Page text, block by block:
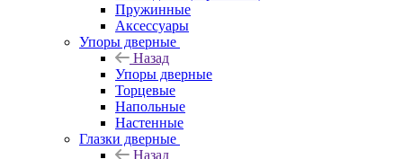
Пружинные
Аксессуары
Упоры дверные
Назад
Упоры дверные
Торцевые
Напольные
Настенные
Глазки дверные
Назад